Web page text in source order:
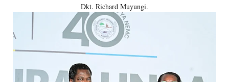
Dkt. Richard Muyungi.